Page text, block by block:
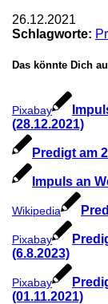
26.12.2021
Schlagworte:
Das könnte Dich
Pixabay
(28.12.2021)
Predigt am
Impuls an
Wikipedia
Pixabay
(6.8.2023)
Pixabay
(01.11.2021)